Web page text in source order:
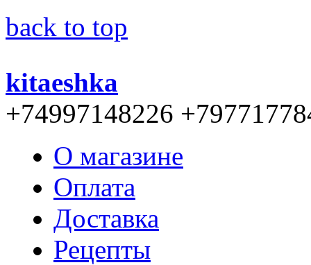
back to top
kitaeshka
+74997148226
О магазине
Оплата
Доставка
Рецепты